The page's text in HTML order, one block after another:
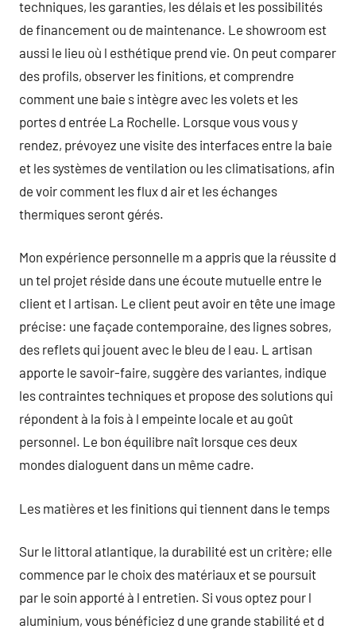
techniques, les garanties, les délais et les possibilités
de financement ou de maintenance. Le showroom est
aussi le lieu où l esthétique prend vie. On peut comparer
des profils, observer les finitions, et comprendre
comment une baie s intègre avec les volets et les
portes d entrée La Rochelle. Lorsque vous vous y
rendez, prévoyez une visite des interfaces entre la baie
et les systèmes de ventilation ou les climatisations, afin
de voir comment les flux d air et les échanges
thermiques seront gérés.
Mon expérience personnelle m a appris que la réussite d
un tel projet réside dans une écoute mutuelle entre le
client et l artisan. Le client peut avoir en tête une image
précise: une façade contemporaine, des lignes sobres,
des reflets qui jouent avec le bleu de l eau. L artisan
apporte le savoir-faire, suggère des variantes, indique
les contraintes techniques et propose des solutions qui
répondent à la fois à l empeinte locale et au goût
personnel. Le bon équilibre naît lorsque ces deux
mondes dialoguent dans un même cadre.
Les matières et les finitions qui tiennent dans le temps
Sur le littoral atlantique, la durabilité est un critère; elle
commence par le choix des matériaux et se poursuit
par le soin apporté à l entretien. Si vous optez pour l
aluminium, vous bénéficiez d une grande stabilité et d